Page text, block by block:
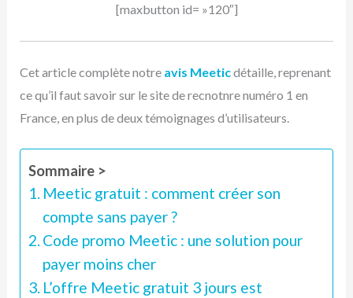
[maxbutton id= »120″]
Cet article complète notre avis Meeticdétaille, reprenant
ce qu’il faut savoir sur le site de recnotnre numéro 1 en
France, en plus de deux témoignages d’utilisateurs.
Sommaire >
Meetic gratuit : comment créer son
compte sans payer ?
Code promo Meetic : une solution pour
payer moins cher
L’offre Meetic gratuit 3 jours est